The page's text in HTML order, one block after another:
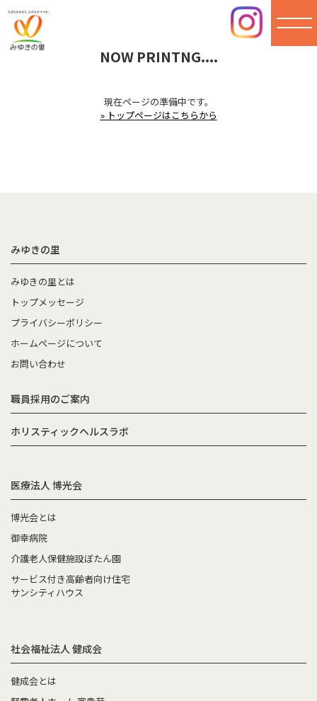
NOW PRINTNG....
現在ページの準備中です。
» トップページはこちらから
みゆきの里
みゆきの里とは
トップメッセージ
プライバシーポリシー
ホームページについて
お問い合わせ
職員採用のご案内
ホリスティックヘルスラボ
医療法人 博光会
博光会とは
御幸病院
介護老人保健施設ぼたん園
サービス付き高齢者向け住宅
サンシティハウス
社会福祉法人 健成会
健成会とは